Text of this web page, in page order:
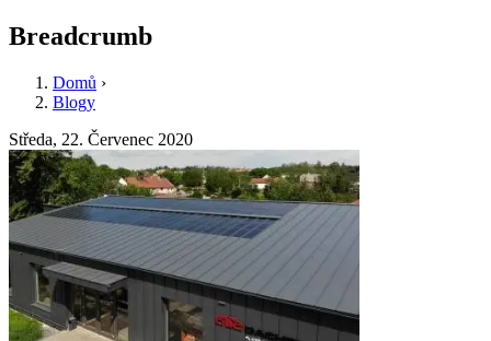
Breadcrumb
Domů ›
Blogy
Středa, 22. Červenec 2020